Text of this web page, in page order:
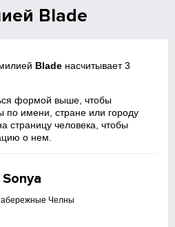
Blade
Blade насчитывает 3
формой выше, чтобы
по имени, стране или городу
страницу человека, чтобы
о нем.
Челны